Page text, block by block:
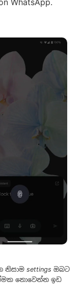
WhatsApp.
settings ඔබට
නොවෙන්න ඉඩ